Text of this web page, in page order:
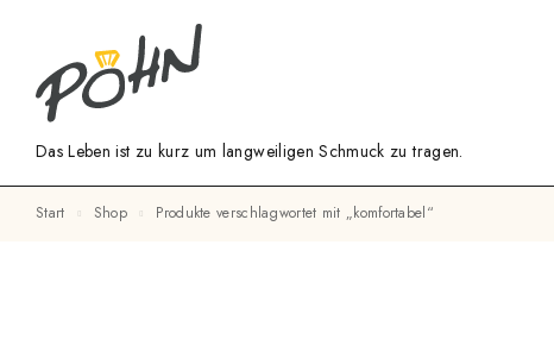
Das Leben ist zu kurz um langweiligen Schmuck zu tragen.
Start Shop Produkte verschlagwortet mit „komfortabel“